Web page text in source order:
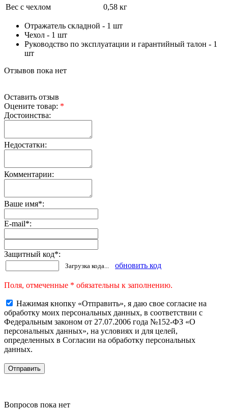
Вес с чехлом
0,58 кг
Отражатель складной - 1 шт
Чехол - 1 шт
Руководство по эксплуатации и гарантийный талон - 1
шт
Отзывов пока нет
Оставить отзыв
Оцените товар: *
Достоинства:
Недостатки:
Комментарии:
Ваше имя*:
E-mail*:
Защитный код*:
Загрузка кода... обновить код
Поля, отмеченные * обязательны к заполнению.
Нажимая кнопку «Отправить», я даю свое согласие на
обработку моих персональных данных, в соответствии с
Федеральным законом от 27.07.2006 года №152-ФЗ «О
персональных данных», на условиях и для целей,
определенных в Согласии на обработку персональных
данных.
Вопросов пока нет